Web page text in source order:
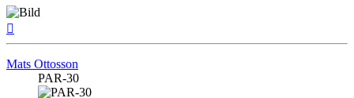
Mats Ottosson
PAR-30